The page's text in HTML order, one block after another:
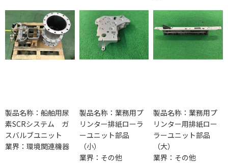
製品名称：船舶用尿
素SCRシステム ガ
スバルブユニット
業界：環境関連機器
製品名称：業務用プ
リンター排紙ローラ
ーユニット部品
（小）
業界：その他
製品名称：業務用プ
リンター用排紙ロー
ラーユニット部品
（大）
業界：その他